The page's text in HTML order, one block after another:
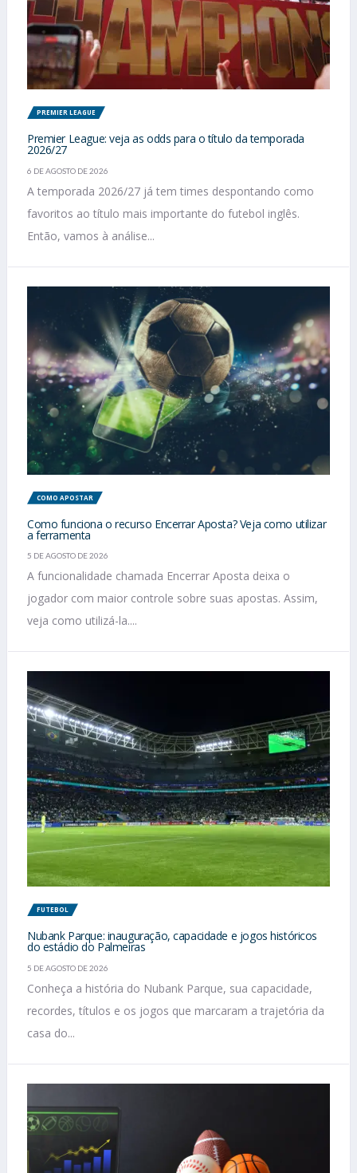
PREMIER LEAGUE
Premier League: veja as odds para o título da temporada
2026/27
6 DE AGOSTO DE 2026
A temporada 2026/27 já tem times despontando como
favoritos ao título mais importante do futebol inglês.
Então, vamos à análise...
COMO APOSTAR
Como funciona o recurso Encerrar Aposta? Veja como utilizar
a ferramenta
5 DE AGOSTO DE 2026
A funcionalidade chamada Encerrar Aposta deixa o
jogador com maior controle sobre suas apostas. Assim,
veja como utilizá-la....
FUTEBOL
Nubank Parque: inauguração, capacidade e jogos históricos
do estádio do Palmeiras
5 DE AGOSTO DE 2026
Conheça a história do Nubank Parque, sua capacidade,
recordes, títulos e os jogos que marcaram a trajetória da
casa do...